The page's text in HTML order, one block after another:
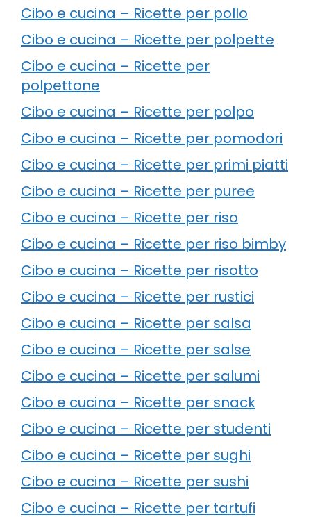
Cibo e cucina – Ricette per pollo
Cibo e cucina – Ricette per polpette
Cibo e cucina – Ricette per
polpettone
Cibo e cucina – Ricette per polpo
Cibo e cucina – Ricette per pomodori
Cibo e cucina – Ricette per primi piatti
Cibo e cucina – Ricette per puree
Cibo e cucina – Ricette per riso
Cibo e cucina – Ricette per riso bimby
Cibo e cucina – Ricette per risotto
Cibo e cucina – Ricette per rustici
Cibo e cucina – Ricette per salsa
Cibo e cucina – Ricette per salse
Cibo e cucina – Ricette per salumi
Cibo e cucina – Ricette per snack
Cibo e cucina – Ricette per studenti
Cibo e cucina – Ricette per sughi
Cibo e cucina – Ricette per sushi
Cibo e cucina – Ricette per tartufi